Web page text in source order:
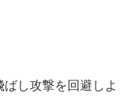
し攻撃を回避しよ